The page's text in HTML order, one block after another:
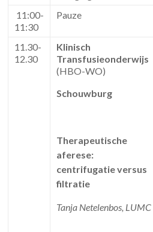
11:00-
11:30
Pauze
11.30-
12.30
Klinisch
Transfusieonderwijs
(HBO-WO)
Schouwburg
Therapeutische
aferese:
centrifugatie versus
filtratie
Tanja Netelenbos, LUMC